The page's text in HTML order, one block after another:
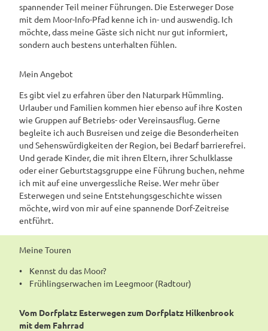
spannender Teil meiner Führungen. Die Esterweger Dose
mit dem Moor-Info-Pfad kenne ich in- und auswendig. Ich
möchte, dass meine Gäste sich nicht nur gut informiert,
sondern auch bestens unterhalten fühlen.
Mein Angebot
Es gibt viel zu erfahren über den Naturpark Hümmling.
Urlauber und Familien kommen hier ebenso auf ihre Kosten
wie Gruppen auf Betriebs- oder Vereinsausflug. Gerne
begleite ich auch Busreisen und zeige die Besonderheiten
und Sehenswürdigkeiten der Region, bei Bedarf barrierefrei.
Und gerade Kinder, die mit ihren Eltern, ihrer Schulklasse
oder einer Geburtstagsgruppe eine Führung buchen, nehme
ich mit auf eine unvergessliche Reise. Wer mehr über
Esterwegen und seine Entstehungsgeschichte wissen
möchte, wird von mir auf eine spannende Dorf-Zeitreise
entführt.
Meine Touren
• Kennst du das Moor?
• Frühlingserwachen im Leegmoor (Radtour)
Vom Dorfplatz Esterwegen zum Dorfplatz Hilkenbrook
mit dem Fahrrad